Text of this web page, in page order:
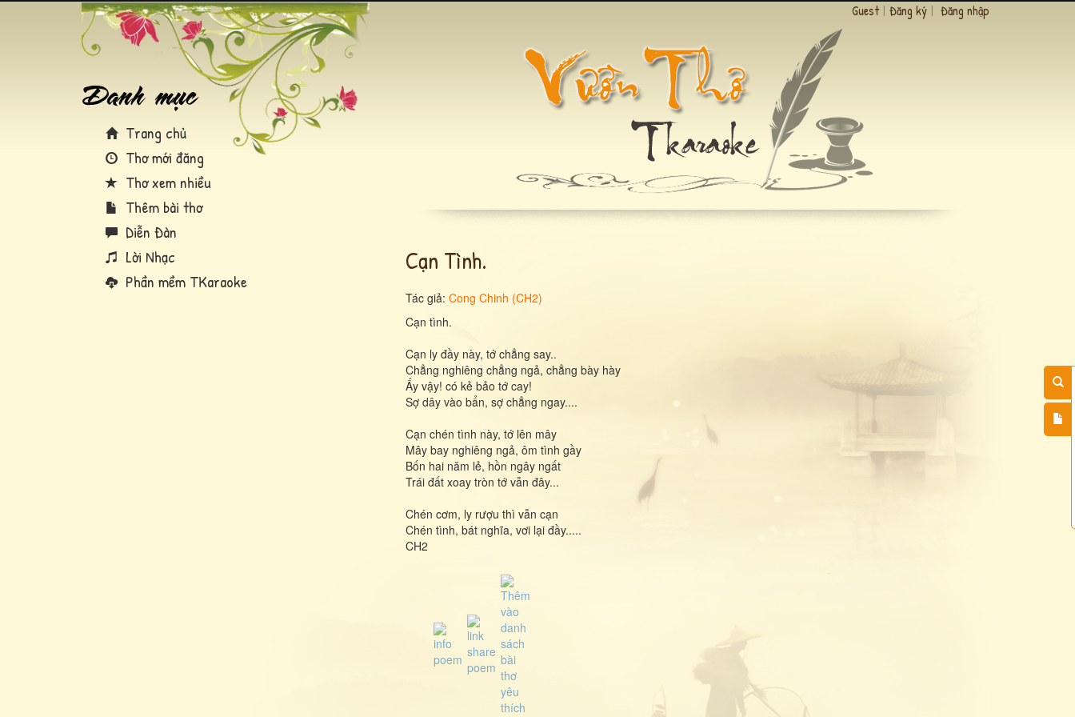
Trang chủ
Thơ mới đăng
Thơ xem nhiều
Thêm bài thơ
Diễn Đàn
Lời Nhạc
Phần mềm TKaraoke
Guest | Đăng ký | Đăng nhập
Cạn Tình.
Tác giả: Cong Chinh (CH2)
Cạn tình.
Cạn ly đầy này, tớ chẳng say..
Chẳng nghiêng chẳng ngả, chẳng bày hày
Ấy vậy! có kẻ bảo tớ cay!
Sợ dây vào bẩn, sợ chẳng ngay....
Cạn chén tình này, tớ lên mây
Mây bay nghiêng ngả, ôm tình gầy
Bốn hai năm lẻ, hồn ngây ngất
Trái đất xoay tròn tớ vẫn đây...
Chén cơm, ly rượu thì vẫn cạn
Chén tình, bát nghĩa, vơi lại đầy.....
CH2